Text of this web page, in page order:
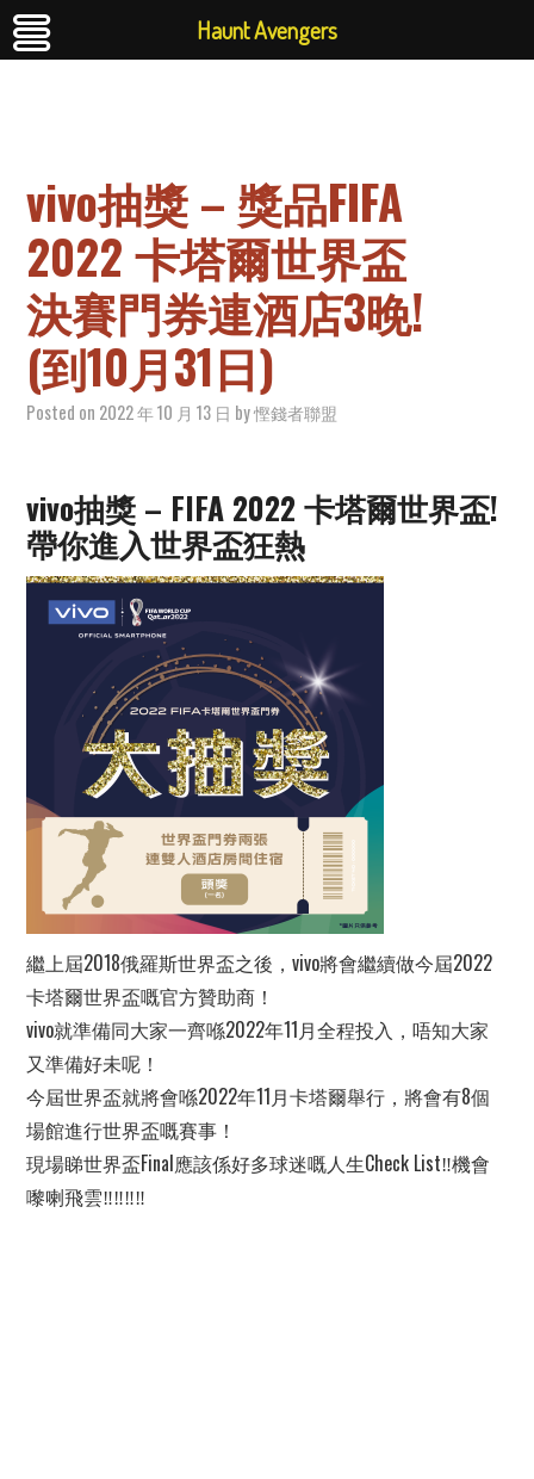
vivo抽獎 – 獎品FIFA
2022 卡塔爾世界盃
決賽門券連酒店3晚!
(到10月31日)
Posted on 2022 年 10 月 13 日 by慳錢者聯盟
vivo抽獎 – FIFA 2022 卡塔爾世界盃!
帶你進入世界盃狂熱
繼上屆2018俄羅斯世界盃之後，vivo將會繼續做今屆2022
卡塔爾世界盃嘅官方贊助商！
vivo就準備同大家一齊喺2022年11月全程投入，唔知大家
又準備好未呢！
今屆世界盃就將會喺2022年11月卡塔爾舉行，將會有8個
場館進行世界盃嘅賽事！
現場睇世界盃Final應該係好多球迷嘅人生Check List‼機會
嚟喇飛雲‼‼‼‼
Haunt Avengers